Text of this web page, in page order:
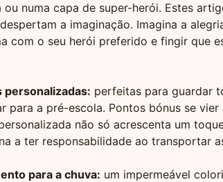
ou numa capa de super-herói. Estes
a imaginação. Imagina a
com o seu herói preferido e fingir que
personalizadas: perfeitas para guardar
para a pré-escola. Pontos bónus se
não só acrescenta um
a ter responsabilidade ao transportar
para a chuva: um impermeável